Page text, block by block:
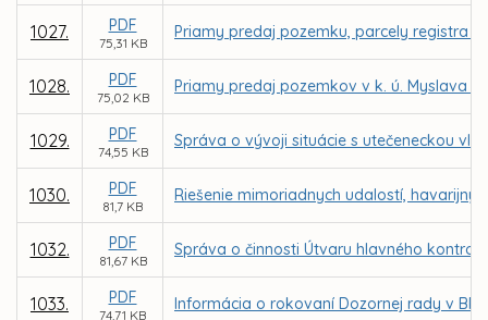
1027. PDF
75,31 KB
Priamy predaj pozemku, parcely registra E
1028. PDF
75,02 KB
Priamy predaj pozemkov v k. ú. Myslava
1029. PDF
74,55 KB
Správa o vývoji situácie s utečeneckou
1030. PDF
81,7 KB
Riešenie mimoriadnych udalostí,
1032. PDF
81,67 KB
Správa o činnosti Útvaru hlavného
1033. PDF
74,71 KB
Informácia o rokovaní Dozornej rady v